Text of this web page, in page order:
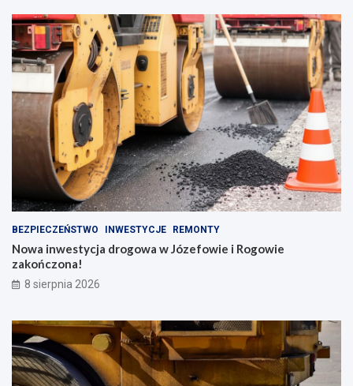
BEZPIECZEŃSTWO INWESTYCJE REMONTY
Nowa inwestycja drogowa w Józefowie i Rogowie
zakończona!
8 sierpnia 2026